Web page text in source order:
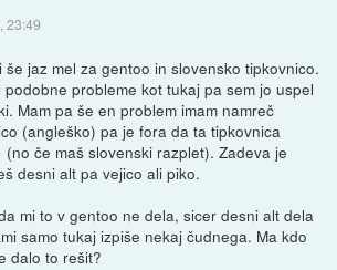
23:49
jaz mel za gentoo in slovensko tipkovnico.
probleme kot tukaj pa sem jo uspel
Mam pa še en problem imam namreč
(angleško) pa je fora da ta tipkovnica
(no če maš slovenski razplet). Zadeva je
desni alt pa vejico ali piko.
mi to v gentoo ne dela, sicer desni alt dela
samo tukaj izpiše nekaj čudnega. Ma kdo
dalo to rešit?